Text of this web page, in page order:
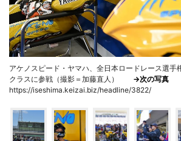
アケノスピード・ヤマハ、全日本ロードレース選
クラスに参戦（撮影＝加藤直人） →次の写真
https://iseshima.keizai.biz/headline/3822/